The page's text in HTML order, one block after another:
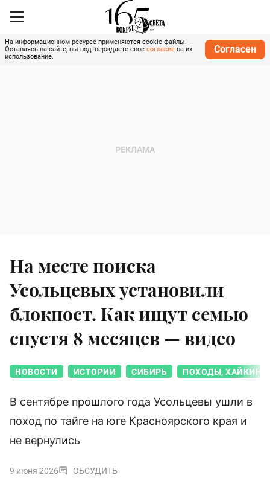
На информационном ресурсе применяются cookie-файлы.
Оставаясь на сайте, вы подтверждаете свое согласие на их
использование.
Согласен
На месте поиска
Усольцевых установили
блокпост. Как ищут семью
спустя 8 месяцев — видео
НОВОСТИ ИСТОРИИ СИБИРЬ ПОХОДЫ,
В сентябре прошлого года Усольцевы ушли в
поход по тайге на юге Красноярского края и
не вернулись
9 июня 2026 ОБСУДИТЬ